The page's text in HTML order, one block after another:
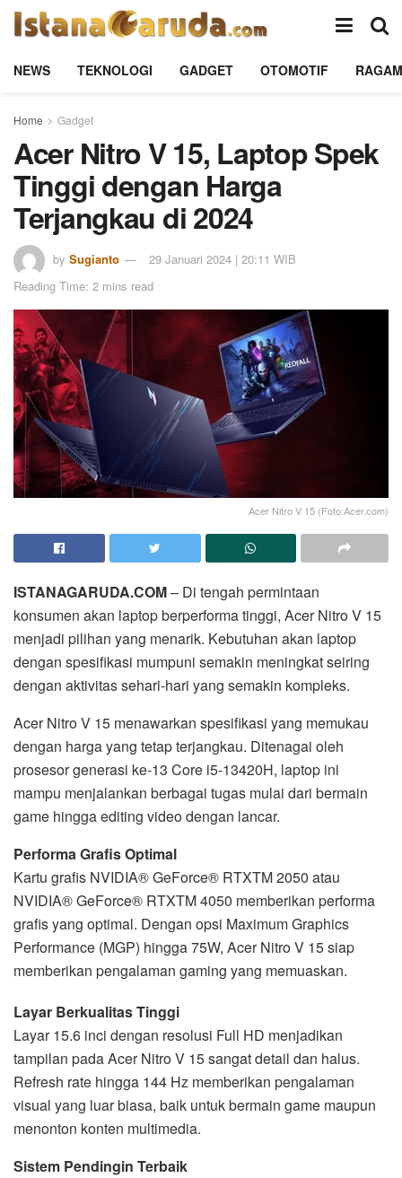
NEWS TEKNOLOGI GADGET OTOMOTIF RAGAM
Home Gadget
Acer Nitro V 15, Laptop Spek
Tinggi dengan Harga
Terjangkau di 2024
by Sugianto
29 Januari 2024 | 20:11 WIB
Reading Time: 2 mins read
Acer Nitro V 15 (Foto:Acer.com)
ISTANAGARUDA.COM– Di tengah permintaan
konsumen akan laptop berperforma tinggi, Acer Nitro V 15
menjadi pilihan yang menarik. Kebutuhan akan laptop
dengan spesifikasi mumpuni semakin meningkat seiring
dengan aktivitas sehari-hari yang semakin kompleks.
Acer Nitro V 15 menawarkan spesifikasi yang memukau
dengan harga yang tetap terjangkau. Ditenagai oleh
prosesor generasi ke-13 Core i5-13420H, laptop ini
mampu menjalankan berbagai tugas mulai dari bermain
game hingga editing video dengan lancar.
Performa Grafis Optimal
Kartu grafis NVIDIA® GeForce® RTXTM 2050 atau
NVIDIA® GeForce® RTXTM 4050 memberikan performa
grafis yang optimal. Dengan opsi Maximum Graphics
Performance (MGP) hingga 75W, Acer Nitro V 15 siap
memberikan pengalaman gaming yang memuaskan.
Layar Berkualitas Tinggi
Layar 15.6 inci dengan resolusi Full HD menjadikan
tampilan pada Acer Nitro V 15 sangat detail dan halus.
Refresh rate hingga 144 Hz memberikan pengalaman
visual yang luar biasa, baik untuk bermain game maupun
menonton konten multimedia.
Sistem Pendingin Terbaik